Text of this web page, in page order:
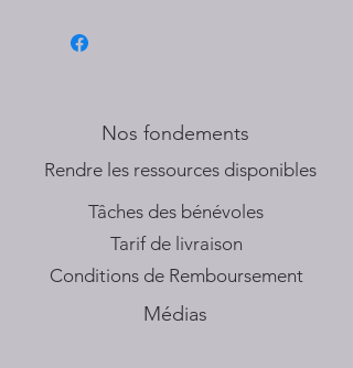
Nos fondements
​Rendre les ressources disponibles
Tâches des bénévoles
Tarif de livraison
Conditions de Remboursement
Médias